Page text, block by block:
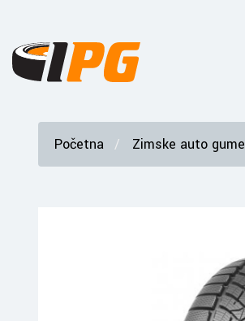
Početna Zimske auto gume